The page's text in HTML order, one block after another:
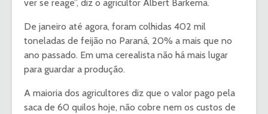
ver se reage”, diz o agricultor Albert Barkema.
De janeiro até agora, foram colhidas 402 mil
toneladas de feijão no Paraná, 20% a mais que no
ano passado. Em uma cerealista não há mais lugar
para guardar a produção.
A maioria dos agricultores diz que o valor pago pela
saca de 60 quilos hoje, não cobre nem os custos de